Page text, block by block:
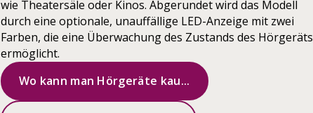
wie Theatersäle oder Kinos. Abgerundet wird das Modell
durch eine optionale, unauffällige LED-Anzeige mit zwei
Farben, die eine Überwachung des Zustands des Hörgeräts
ermöglicht.
Wo kann man Hörgeräte kau...